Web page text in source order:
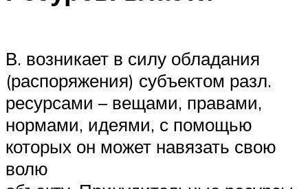
В. возникает в силу обладания
(распоряжения) субъектом разл.
ресурсами – вещами, правами,
нормами, идеями, с помощью
которых он может навязать свою
волю